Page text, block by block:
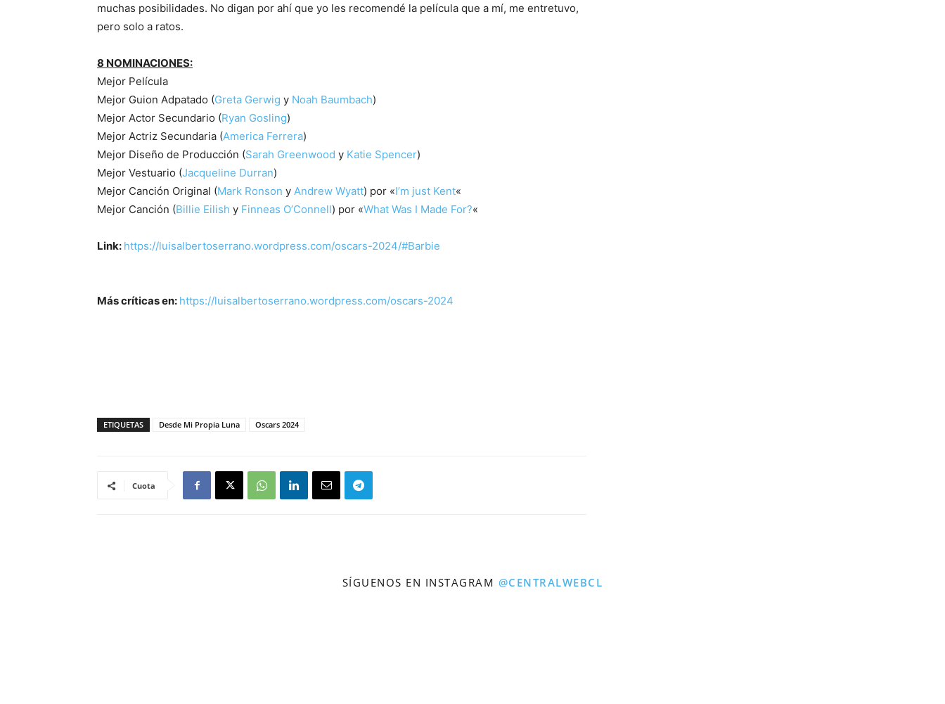
muchas posibilidades. No digan por ahí que yo les recomendé la película que a mí, me entretuvo,
pero solo a ratos.
8 NOMINACIONES:
Mejor Película
Mejor Guion Adpatado (Greta Gerwig y Noah Baumbach)
Mejor Actor Secundario (Ryan Gosling)
Mejor Actriz Secundaria (America Ferrera)
Mejor Diseño de Producción (Sarah Greenwood y Katie Spencer)
Mejor Vestuario (Jacqueline Durran)
Mejor Canción Original (Mark Ronson y Andrew Wyatt) por «I’m just Kent«
Mejor Canción (Billie Eilish y Finneas O’Connell) por «What Was I Made For?«
Link: https://luisalbertoserrano.wordpress.com/oscars-2024/#Barbie
Más críticas en: https://luisalbertoserrano.wordpress.com/oscars-2024
ETIQUETAS Desde Mi Propia Luna Oscars 2024
Cuota
SÍGUENOS EN INSTAGRAM @CENTRALWEBCL